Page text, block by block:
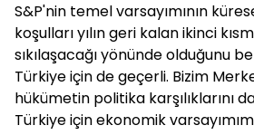
S&P'nin temel varsayımının
koşulları yılın geri kalan ikinci
sıkılaşacağı yönünde olduğunu
Türkiye için de geçerli. Bizim
hükümetin politika karşılıklarını
Türkiye için ekonomik